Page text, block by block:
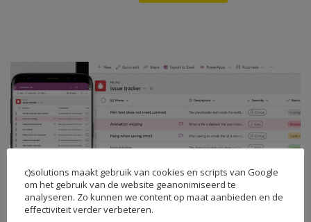
In Microsoft 365 ,Microsoft Teams
c)solutions maakt gebruik van cookies en scripts van Google
om het gebruik van de website geanonimiseerd te
analyseren. Zo kunnen we content op maat aanbieden en de
effectiviteit verder verbeteren.